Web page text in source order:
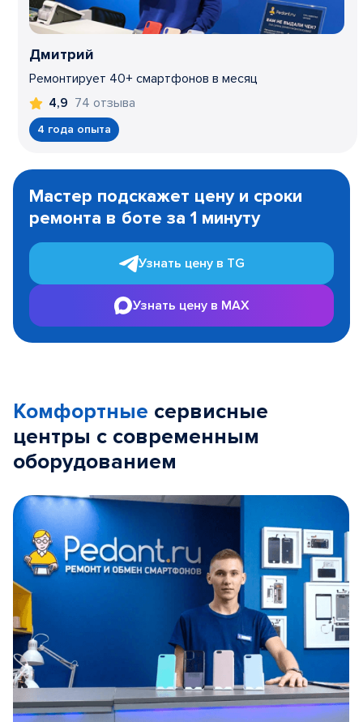
Дмитрий
Ремонтирует 40+ смартфонов в месяц
4,9 74 отзыва
4 года опыта
1
Мастер подскажет цену и сроки
ремонта в боте за 1 минуту
Узнать цену в TG
Узнать цену в MAX
Комфортные сервисные
центры с современным
оборудованием